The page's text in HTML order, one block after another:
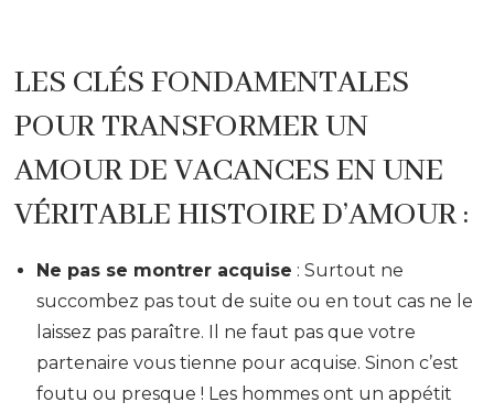
LES CLÉS FONDAMENTALES
POUR TRANSFORMER UN
AMOUR DE VACANCES EN UNE
VÉRITABLE HISTOIRE D’AMOUR :
Ne pas se montrer acquise : Surtout ne
succombez pas tout de suite ou en tout cas ne le
laissez pas paraître. Il ne faut pas que votre
partenaire vous tienne pour acquise. Sinon c’est
foutu ou presque ! Les hommes ont un appétit